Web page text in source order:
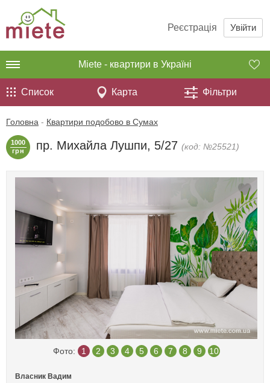
Реєстрація Увійти
Miete - квартири в Україні
Список Карта Фільтри
Головна - Квартири подобово в Сумах
1000
грн
пр. Михайла Лушпи, 5/27 (код: №25521)
Фото: 1 2 3 4 5 6 7 8 9 10
Власник Вадим